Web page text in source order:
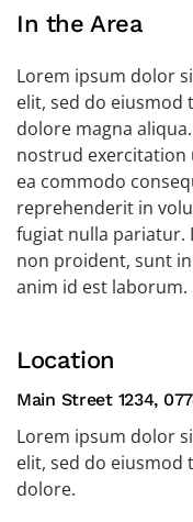
In the Area
Lorem ipsum dolor
elit, sed do
dolore magna
nostrud exercitation
ea commodo
reprehenderit in
fugiat nulla pariatur.
non proident, sunt
anim id est laborum.
Location
Main Street 1234,
Lorem ipsum dolor
elit, sed do
dolore.